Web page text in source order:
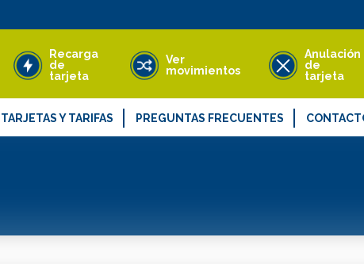
Recarga
de
tarjeta
Ver
movimientos
Anulación
de
tarjeta
TARJETAS Y TARIFAS PREGUNTAS FRECUENTES